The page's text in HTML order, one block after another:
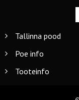
Tallinna pood
Poe info
Tooteinfo